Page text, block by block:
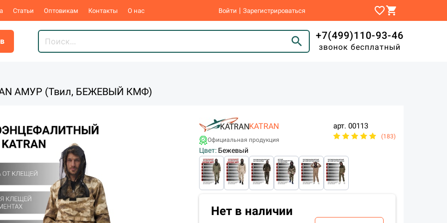
Статьи Оптовикам Контакты О нас Войти | Зарегистрироваться favorite_bordershopping_cart
search +7(499)110-93-46
звонок бесплатный
АМУР (Твил, БЕЖЕВЫЙ КМФ)
KATRAN
Официальная продукция
арт. 00113
(183)
Цвет: Бежевый
Нет в наличии